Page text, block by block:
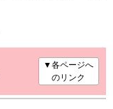
▼各ページへ
のリンク